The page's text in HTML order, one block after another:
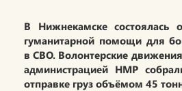
В Нижнекамске состоялась
гуманитарной помощи для
в СВО. Волонтерские
администрацией НМР
отправке груз объёмом 45